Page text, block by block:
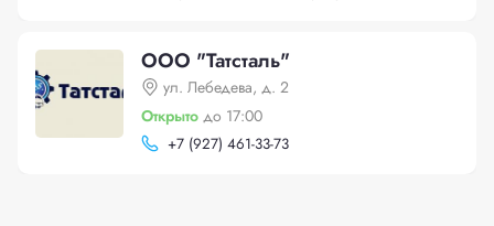
ООО "Татсталь"
ул. Лебедева, д. 2
Открыто до 17:00
+7 (927) 461-33-73